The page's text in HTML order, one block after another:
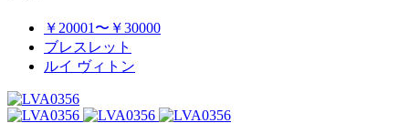
￥20001〜￥30000
ブレスレット
ルイ ヴィトン